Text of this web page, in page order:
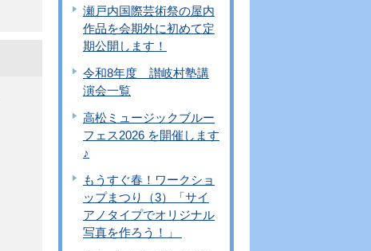
瀬戸内国際芸術祭の屋内
作品を会期外に初めて定
期公開します！
令和8年度 讃岐村塾講
演会一覧
高松ミュージックブルー
フェス2026 を開催します
♪
もうすぐ春！ワークショ
ップまつり（3）「サイ
アノタイプでオリジナル
写真を作ろう！」